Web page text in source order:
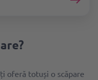
oferă totuși o scăpare